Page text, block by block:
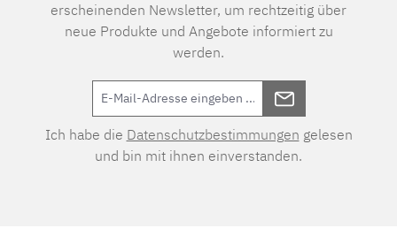
erscheinenden Newsletter, um rechtzeitig über
neue Produkte und Angebote informiert zu
werden.
Ich habe die Datenschutzbestimmungen gelesen
und bin mit ihnen einverstanden.